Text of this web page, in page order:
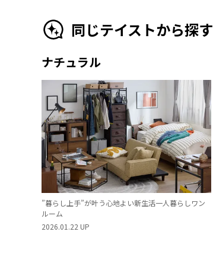
同じテイストから探す
ナチュラル
”暮らし上手”が叶う心地よい新生活一人暮らしワン
ルーム
2026.01.22 UP